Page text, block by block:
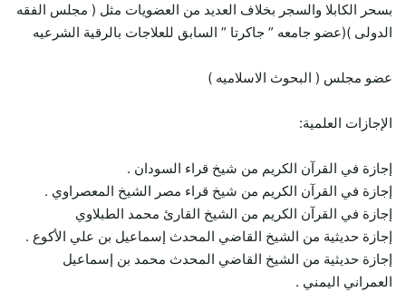
بسحر الكابلا والسجر بخلاف العديد من العضويات مثل ( مجلس الفقه
الدولى )(عضو جامعه ” جاكرتا ” السابق للعلاجات بالرقية الشرعيه
عضو مجلس ( البحوث الاسلاميه )
الإجازات العلمية:
إجازة في القرآن الكريم من شيخ قراء السودان .
إجازة في القرآن الكريم من شيخ قراء مصر الشيخ المعصراوي .
إجازة في القرآن الكريم من الشيخ القارئ محمد الطبلاوي
إجازة حديثية من الشيخ القاضي المحدث إسماعيل بن علي الأكوع .
إجازة حديثية من الشيخ القاضي المحدث محمد بن إسماعيل
العمراني اليمني .